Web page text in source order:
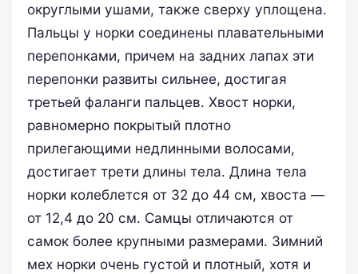
округлыми ушами, также сверху уплощена.
Пальцы у норки соединены плавательными
перепонками, причем на задних лапах эти
перепонки развиты сильнее, достигая
третьей фаланги пальцев. Хвост норки,
равномерно покрытый плотно
прилегающими недлинными волосами,
достигает трети длины тела. Длина тела
норки колеблется от 32 до 44 см, хвоста —
от 12,4 до 20 см. Самцы отличаются от
самок более крупными размерами. Зимний
мех норки очень густой и плотный, хотя и